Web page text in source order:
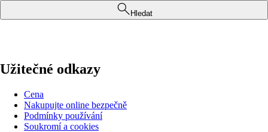
Hledat
Užitečné odkazy
Cena
Nakupujte online bezpečně
Podmínky používání
Soukromí a cookies